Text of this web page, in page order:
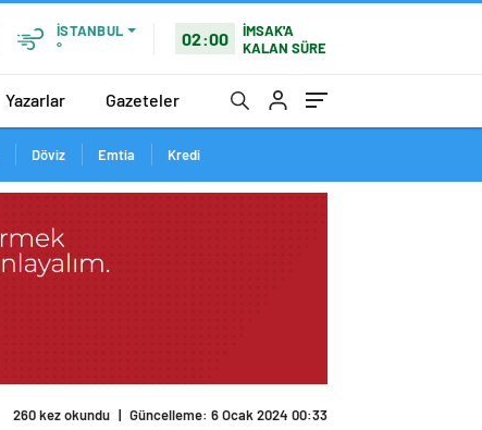
İSTANBUL
°
02:00
İMSAK'A
KALAN SÜRE
Yazarlar Gazeteler
Döviz Emtia Kredi
260 kez okundu | Güncelleme: 6 Ocak 2024 00:33